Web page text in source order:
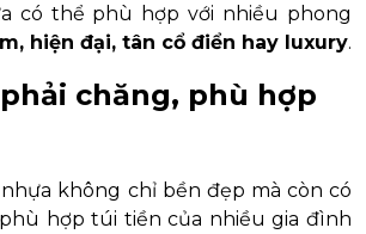
có thể phù hợp với nhiều phong
hiện đại, tân cổ điển hay luxury.
phải chăng, phù hợp
không chỉ bền đẹp mà còn có
hợp túi tiền của nhiều gia đình